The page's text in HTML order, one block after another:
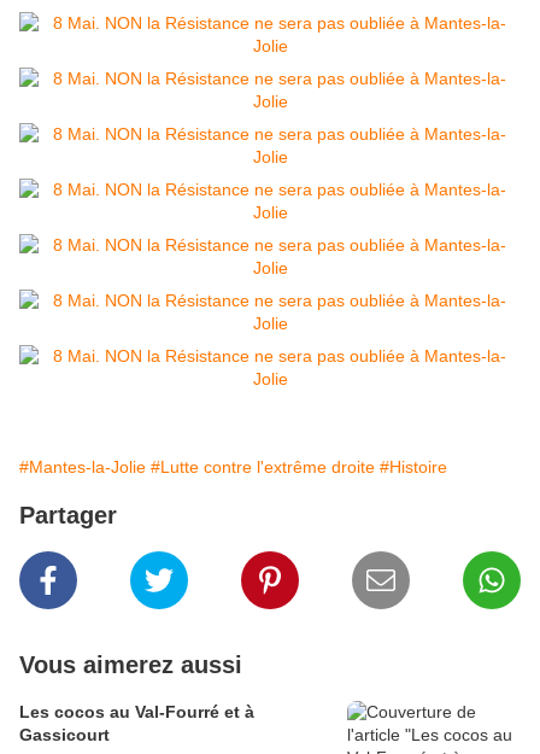
#Mantes-la-Jolie #Lutte contre l'extrême droite #Histoire
Partager
Vous aimerez aussi
Les cocos au Val-Fourré et à
Gassicourt